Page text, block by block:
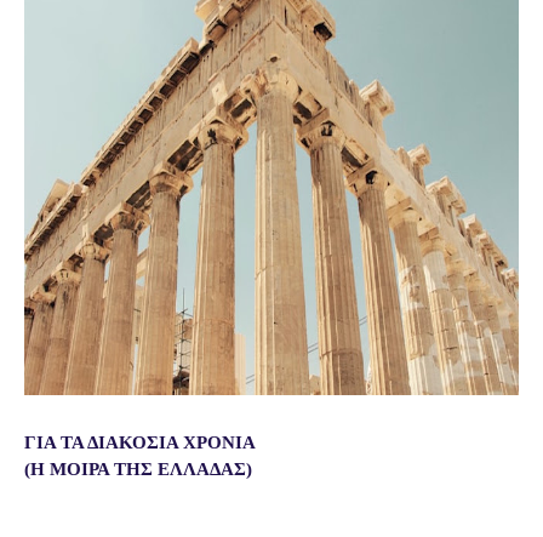
ΓΙΑ ΤΑ ΔΙΑΚΟΣΙΑ ΧΡΟΝΙΑ
(Η ΜΟΙΡΑ ΤΗΣ ΕΛΛΑΔΑΣ)